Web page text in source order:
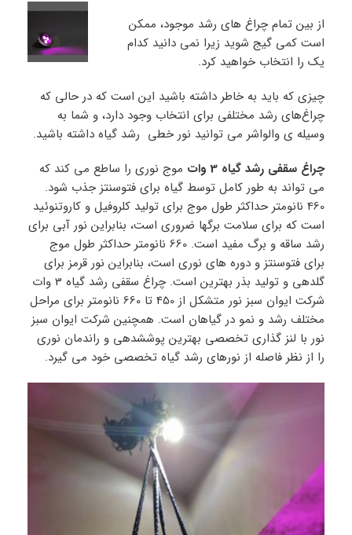
از بین تمام چراغ های رشد موجود، ممکن
است کمی گیج شوید زیرا نمی دانید کدام
یک را انتخاب خواهید کرد.
چیزی که باید به خاطر داشته باشید این است که در حالی که
چراغ‌های رشد مختلفی برای انتخاب وجود دارد، و شما به
وسیله ی والواشر می توانید نور خطی رشد گیاه داشته باشید.
چراغ سقفی رشد گیاه 3 وات
موج نوری را ساطع می کند که
می تواند به طور کامل توسط گیاه برای فتوسنتز جذب شود.
460 نانومتر حداکثر طول موج برای تولید کلروفیل و کاروتنوئید
است که برای سلامت برگها ضروری است، بنابراین نور آبی برای
رشد ساقه و برگ مفید است. 660 نانومتر حداکثر طول موج
برای فتوسنتز و دوره های نوری است، بنابراین نور قرمز برای
گلدهی و تولید بذر بهترین است. چراغ سقفی رشد گیاه 3 وات
شرکت ایوان سبز نور متشکل از 450 تا 660 نانومتر برای مراحل
مختلف رشد و نمو در گیاهان است. همچنین شرکت ایوان سبز
نور با لنز گذاری تخصصی بهترین پوششدهی و راندمان نوری
را از نظر فاصله از نورهای رشد گیاه تخصصی خود می گیرد.